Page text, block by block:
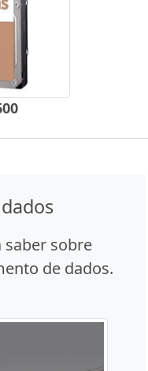
saber sobre
de dados.